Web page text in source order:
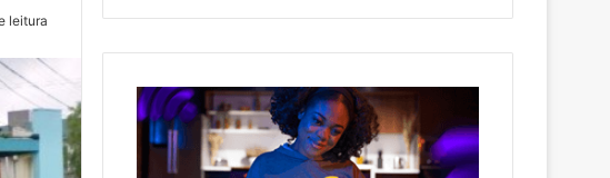
leitura